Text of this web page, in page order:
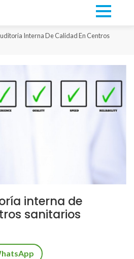
Interna De Calidad En Centros
interna de
sanitarios